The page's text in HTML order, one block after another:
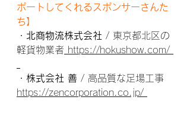
ポートしてくれるスポンサーさんた
ち】
・ 北商物流株式会社 / 東京都北区の
軽貨物業者 https://hokushow.com/
・ 株式会社 善 / 高品質な足場工事
https://zencorporation.co.jp/